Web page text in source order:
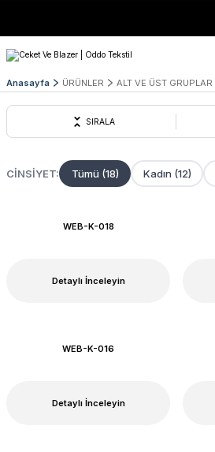
Anasayfa ÜRÜNLER ALT VE ÜST GRUPLAR
SIRALA
CINSIYET: Tümü (18) Kadın (12)
WEB-K-018
Detaylı İnceleyin
WEB-K-016
Detaylı İnceleyin